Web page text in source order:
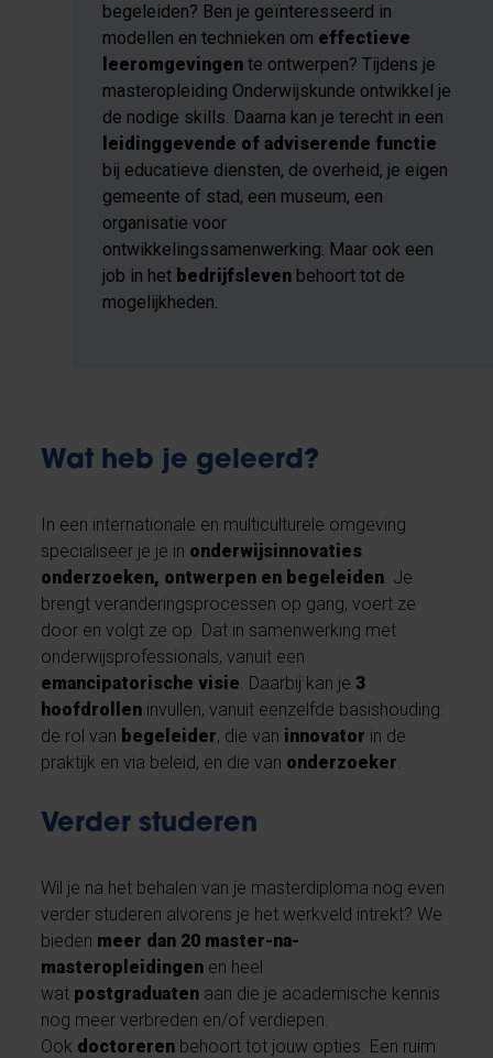
begeleiden? Ben je geïnteresseerd in
modellen en technieken om effectieve
leeromgevingente ontwerpen? Tijdens je
masteropleiding Onderwijskunde ontwikkel je
de nodige skills. Daarna kan je terecht in een
leidinggevende of adviserende functie
bij educatieve diensten, de overheid, je eigen
gemeente of stad, een museum, een
organisatie voor
ontwikkelingssamenwerking. Maar ook een
job in het bedrijfsleven behoort tot de
mogelijkheden.
Wat heb je geleerd?
In een internationale en multiculturele omgeving
specialiseer je je in onderwijsinnovaties
onderzoeken, ontwerpen en begeleiden. Je
brengt veranderingsprocessen op gang, voert ze
door en volgt ze op. Dat in samenwerking met
onderwijsprofessionals, vanuit een
emancipatorische visie. Daarbij kan je3
hoofdrollen invullen, vanuit eenzelfde basishouding:
de rol van begeleider, die van innovator in de
praktijk en via beleid, en die van onderzoeker.
Verder studeren
Wil je na het behalen van je masterdiploma nog even
verder studeren alvorens je het werkveld intrekt? We
bieden meer dan 20 master-na-
masteropleidingen en heel
wat postgraduaten aan die je academische kennis
nog meer verbreden en/of verdiepen.
Ook doctoreren behoort tot jouw opties. Een ruim